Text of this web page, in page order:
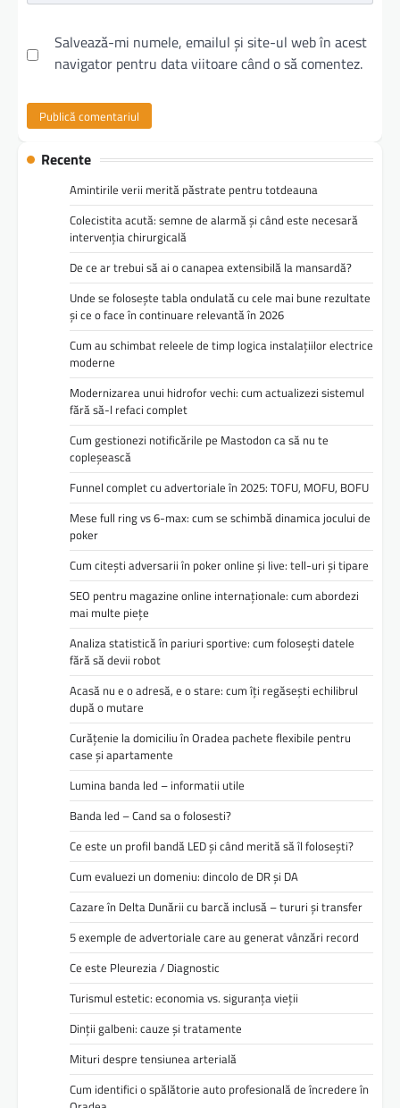
Salvează-mi numele, emailul și site-ul web în acest
navigator pentru data viitoare când o să comentez.
Recente
Amintirile verii merită păstrate pentru totdeauna
Colecistita acută: semne de alarmă și când este necesară
intervenția chirurgicală
De ce ar trebui să ai o canapea extensibilă la mansardă?
Unde se folosește tabla ondulată cu cele mai bune rezultate
și ce o face în continuare relevantă în 2026
Cum au schimbat releele de timp logica instalațiilor electrice
moderne
Modernizarea unui hidrofor vechi: cum actualizezi sistemul
fără să-l refaci complet
Cum gestionezi notificările pe Mastodon ca să nu te
copleșească
Funnel complet cu advertoriale în 2025: TOFU, MOFU, BOFU
Mese full ring vs 6-max: cum se schimbă dinamica jocului de
poker
Cum citești adversarii în poker online și live: tell-uri și tipare
SEO pentru magazine online internaționale: cum abordezi
mai multe piețe
Analiza statistică în pariuri sportive: cum folosești datele
fără să devii robot
Acasă nu e o adresă, e o stare: cum îți regăsești echilibrul
după o mutare
Curățenie la domiciliu în Oradea pachete flexibile pentru
case și apartamente
Lumina banda led – informatii utile
Banda led – Cand sa o folosesti?
Ce este un profil bandă LED și când merită să îl folosești?
Cum evaluezi un domeniu: dincolo de DR și DA
Cazare în Delta Dunării cu barcă inclusă – tururi și transfer
5 exemple de advertoriale care au generat vânzări record
Ce este Pleurezia / Diagnostic
Turismul estetic: economia vs. siguranța vieții
Dinții galbeni: cauze și tratamente
Mituri despre tensiunea arterială
Cum identifici o spălătorie auto profesională de încredere în